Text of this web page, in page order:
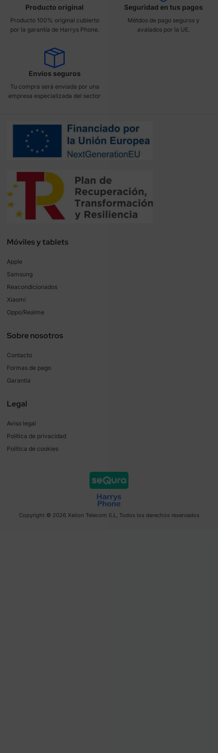
Producto original
Producto 100% original cubierto
por la garantía de Harrys Phone.
Seguridad en tus pagos
Métdos de pago seguros y
avalados por la UE.
Envíos seguros
Tu compra será enviada por una
empresa especializada del sector
Móviles y tablets
Apple
Samsung
Reacondicionados
Xiaomi
Oppo/Realme
Sobre nosotros
Contacto
Formas de pago
Garantía
Legal
Aviso legal
Política de privacidad
Política de cookies
Copyright © 2026 Xelion Telecom S.L, Todos los derechos reservados